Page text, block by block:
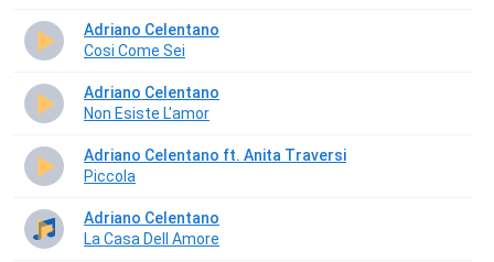
Adriano Celentano
Cosi Come Sei
Adriano Celentano
Non Esiste L'amor
Adriano Celentano ft. Anita Traversi
Piccola
Adriano Celentano
La Casa Dell Amore